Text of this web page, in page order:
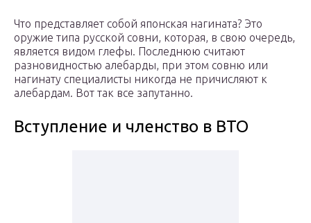
Что представляет собой японская нагината? Это
оружие типа русской совни, которая, в свою очередь,
является видом глефы. Последнюю считают
разновидностью алебарды, при этом совню или
нагинату специалисты никогда не причисляют к
алебардам. Вот так все запутанно.
Вступление и членство в ВТО